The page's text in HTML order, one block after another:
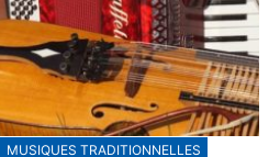
MUSIQUES TRADITIONNELLES